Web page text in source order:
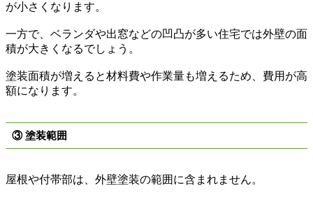
が小さくなります。
一方で、ベランダや出窓などの凹凸が多い住宅では外壁の面
積が大きくなるでしょう。
塗装面積が増えると材料費や作業量も増えるため、費用が高
額になります。
③ 塗装範囲
屋根や付帯部は、外壁塗装の範囲に含まれません。